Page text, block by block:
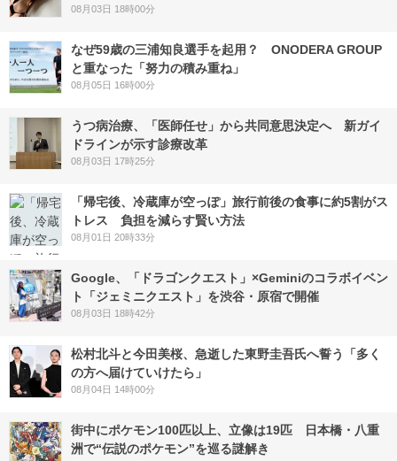
08月03日 18時00分
なぜ59歳の三浦知良選手を起用？ ONODERA GROUP
と重なった「努力の積み重ね」
08月05日 16時00分
うつ病治療、「医師任せ」から共同意思決定へ 新ガイ
ドラインが示す診療改革
08月03日 17時25分
「帰宅後、冷蔵庫が空っぽ」旅行前後の食事に約5割がス
トレス 負担を減らす賢い方法
08月01日 20時33分
Google、「ドラゴンクエスト」×Geminiのコラボイベン
ト「ジェミニクエスト」を渋谷・原宿で開催
08月03日 18時42分
松村北斗と今田美桜、急逝した東野圭吾氏へ誓う「多く
の方へ届けていけたら」
08月04日 14時00分
街中にポケモン100匹以上、立像は19匹 日本橋・八重
洲で“伝説のポケモン”を巡る謎解き